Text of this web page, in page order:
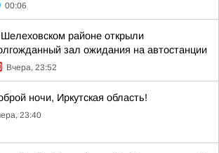
00:06
районе открыли
зал ожидания на автостанции
Вчера, 23:52
ночи, Иркутская область!
23:40